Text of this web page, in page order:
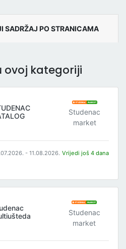
SADRŽAJ PO STRANICAMA
ovoj kategoriji
Studenac
market
- 11.08.2026. Vrijedi još 4 dana
Studenac
market